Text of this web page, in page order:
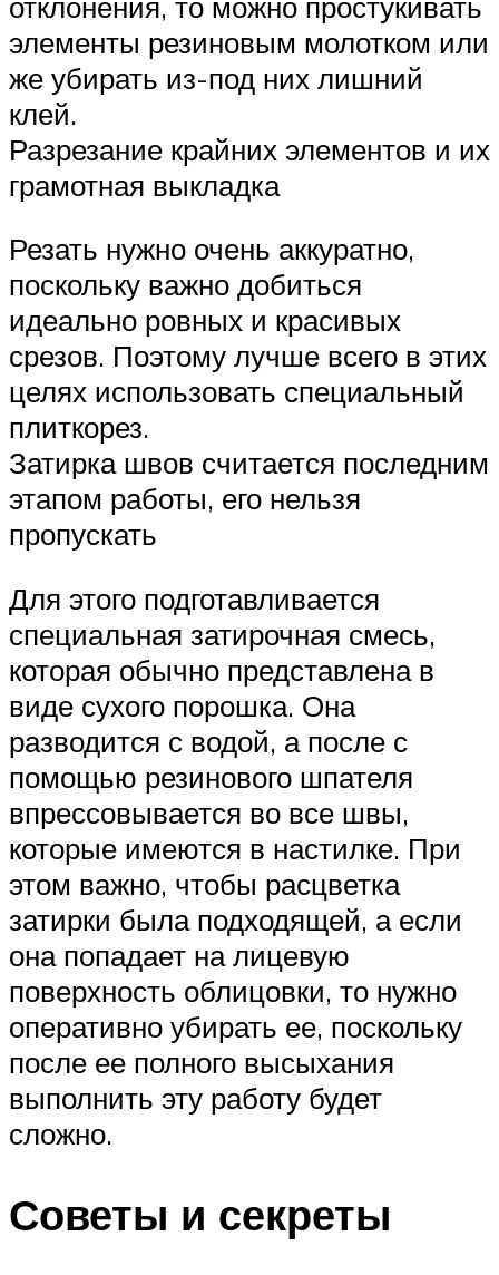
элементы резиновым молотком или
же убирать из-под них лишний
клей.
Разрезание крайних элементов и их
грамотная выкладка
Резать нужно очень аккуратно,
поскольку важно добиться
идеально ровных и красивых
срезов. Поэтому лучше всего в этих
целях использовать специальный
плиткорез.
Затирка швов считается последним
этапом работы, его нельзя
пропускать
Для этого подготавливается
специальная затирочная смесь,
которая обычно представлена в
виде сухого порошка. Она
разводится с водой, а после с
помощью резинового шпателя
впрессовывается во все швы,
которые имеются в настилке. При
этом важно, чтобы расцветка
затирки была подходящей, а если
она попадает на лицевую
поверхность облицовки, то нужно
оперативно убирать ее, поскольку
после ее полного высыхания
выполнить эту работу будет
сложно.
Советы и секреты